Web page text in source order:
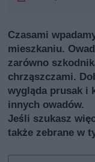
Czasami
mieszkaniu.
zarówno
chrząszczami.
wygląda prusak i
innych owadów.
Jeśli szukasz
także zebrane w